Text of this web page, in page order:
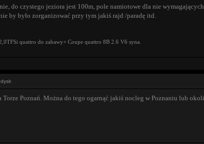
do czystego jeziora jest 100m, pole namiotowe dla nie
by było zorganizować przy tym jakiś rajd /paradę itd.
quattro do zabawy+ Coupe quattro 8B 2.6 V6 syna.
Poznań. Można do tego ogarnąć jakiś nocleg w Poznaniu lub